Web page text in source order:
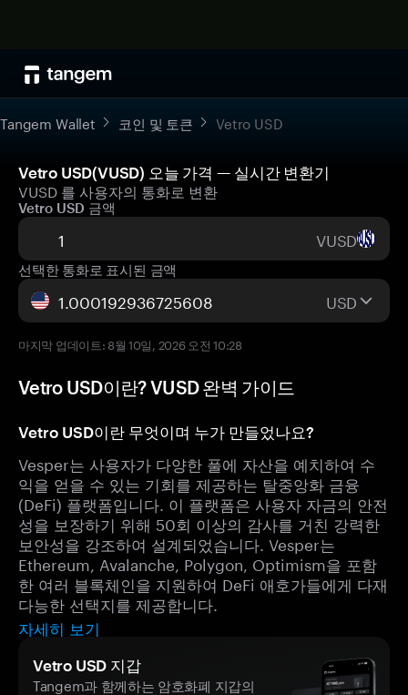
Tangem Wallet 코인 및 토큰 Vetro USD
Vetro USD(VUSD) 오늘 가격 — 실시간 변환기
VUSD 를 사용자의 통화로 변환
Vetro USD 금액
VUSD
선택한 통화로 표시된 금액
USD
마지막 업데이트: 8월 10일, 2026 오전 10:28
Vetro USD이란? VUSD 완벽 가이드
Vetro USD이란 무엇이며 누가 만들었나요?
Vesper는 사용자가 다양한 풀에 자산을 예치하여 수
익을 얻을 수 있는 기회를 제공하는 탈중앙화 금융
(DeFi) 플랫폼입니다. 이 플랫폼은 사용자 자금의 안전
성을 보장하기 위해 50회 이상의 감사를 거친 강력한
보안성을 강조하여 설계되었습니다. Vesper는
Ethereum, Avalanche, Polygon, Optimism을 포함
한 여러 블록체인을 지원하여 DeFi 애호가들에게 다재
다능한 선택지를 제공합니다.
자세히 보기
Vetro USD 지갑
Tangem과 함께하는 암호화폐 지갑의